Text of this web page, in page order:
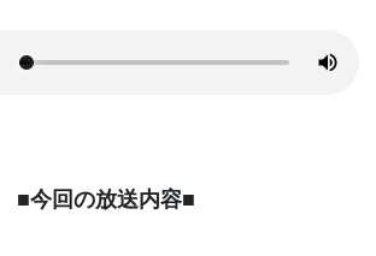
■今回の放送内容■